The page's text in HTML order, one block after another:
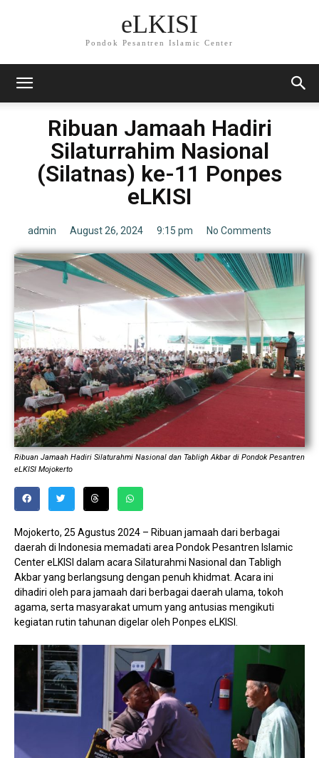
eLKISI
Pondok Pesantren Islamic Center
Ribuan Jamaah Hadiri
Silaturrahim Nasional
(Silatnas) ke-11 Ponpes
eLKISI
admin August 26, 2024 9:15 pm No Comments
Ribuan Jamaah Hadiri Silaturahmi Nasional dan Tabligh Akbar di Pondok Pesantren
eLKISI Mojokerto
Mojokerto, 25 Agustus 2024 – Ribuan jamaah dari berbagai
daerah di Indonesia memadati area Pondok Pesantren Islamic
Center eLKISI dalam acara Silaturahmi Nasional dan Tabligh
Akbar yang berlangsung dengan penuh khidmat. Acara ini
dihadiri oleh para jamaah dari berbagai daerah ulama, tokoh
agama, serta masyarakat umum yang antusias mengikuti
kegiatan rutin tahunan digelar oleh Ponpes eLKISI.